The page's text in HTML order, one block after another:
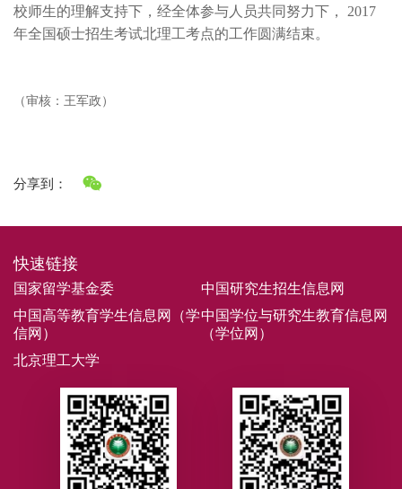
校师生的理解支持下，经全体参与人员共同努力下， 2017
年全国硕士招生考试北理工考点的工作圆满结束。
（审核：王军政）
分享到：
快速链接
国家留学基金委
中国研究生招生信息网
中国高等教育学生信息网（学
信网）
中国学位与研究生教育信息网
（学位网）
北京理工大学